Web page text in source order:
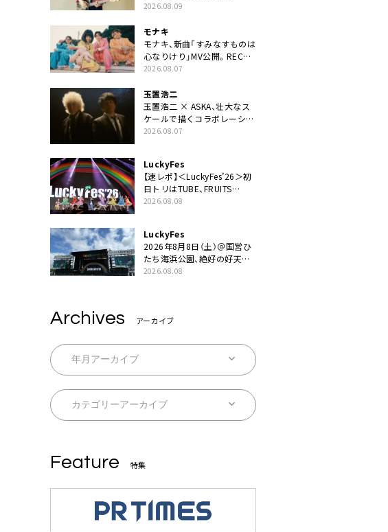
2026.08.09
モナキ
モナキ、新曲「すみなすものは
心なりけり」MV公開。RECの
ギターにEvery Little Thing・
2026.08.07
玉置浩二
玉置浩二 × ASKA、壮大なス
ケールで描くコラボレーショ
ン曲「音銀河」リリース決定。
2026.08.07
LuckyFes
【速レポ】＜LuckyFes’26＞初
日トリはTUBE、FRUITS
ZIPPERや綾小路翔、鬼龍院翔
うだい」
2026.08.08
LuckyFes
2026年8月8日（土）＠国営ひ
たち海浜公園、絶好の好天の
中＜LuckyFes’26＞開幕
2026.08.08
Archives アーカイブ
Feature 特集